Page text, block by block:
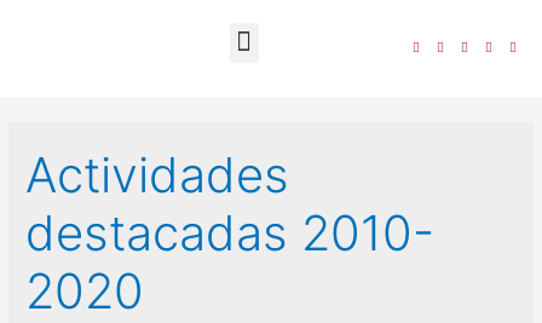
Actividades
destacadas 2010-
2020